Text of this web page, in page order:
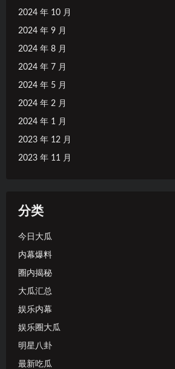
2024 年 10 月
2024 年 9 月
2024 年 8 月
2024 年 7 月
2024 年 5 月
2024 年 2 月
2024 年 1 月
2023 年 12 月
2023 年 11 月
分类
今日大瓜
内幕爆料
圈内揭秘
大瓜汇总
娱乐内幕
娱乐圈大瓜
明星八卦
最新吃瓜